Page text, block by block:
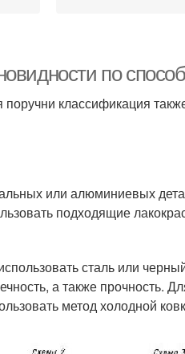
по
классификация
или алюминиевых
подходящие
сталь или
а также прочность.
метод холодной